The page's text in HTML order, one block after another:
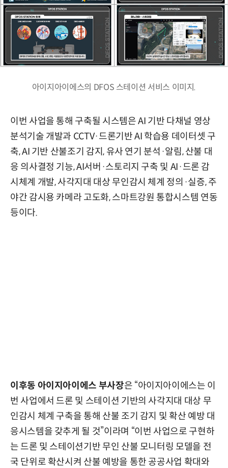
아이지아이에스의 DFOS 스테이션 서비스 이미지.
이번 사업을 통해 구축될 시스템은 AI 기반 다채널 영상
분석기술 개발과 CCTV·드론기반 AI 학습용 데이터셋 구
축, AI 기반 산불조기 감지, 유사 연기 분석·알림, 산불 대
응 의사결정 기능, AI서버·스토리지 구축 및 AI·드론 감
시체계 개발, 사각지대 대상 무인감시 체계 정의·실증, 주
야간 감시용 카메라 고도화, 스마트강원 통합시스템 연동
등이다.
이후동 아이지아이에스 부사장은 “아이지아이에스는 이
번 사업에서 드론 및 스테이션 기반의 사각지대 대상 무
인감시 체계 구축을 통해 산불 조기 감지 및 확산 예방 대
응시스템을 갖추게 될 것”이라며 “이번 사업으로 구현하
는 드론 및 스테이션기반 무인 산불 모니터링 모델을 전
국 단위로 확산시켜 산불 예방을 통한 공공사업 확대와